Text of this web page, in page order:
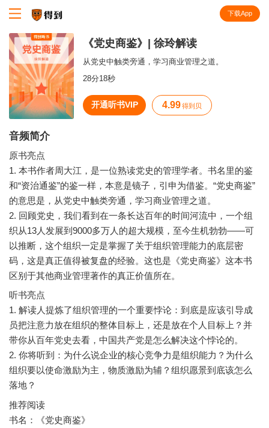
下载App
《党史商鉴》| 徐玲解读
从党史中触类旁通，学习商业管理之道。
28分18秒
开通听书VIP 4.99 得到贝
音频简介
原书亮点
1. 本书作者周大江，是一位熟读党史的管理学者。书名里的鉴
和“资治通鉴”的鉴一样，本意是镜子，引申为借鉴。“党史商鉴”
的意思是，从党史中触类旁通，学习商业管理之道。
2. 回顾党史，我们看到在一条长达百年的时间河流中，一个组
织从13人发展到9000多万人的超大规模，至今生机勃勃——可
以推断，这个组织一定是掌握了关于组织管理能力的底层密
码，这是真正值得被复盘的经验。这也是《党史商鉴》这本书
听书亮点
1. 解读人提炼了组织管理的一个重要悖论：到底是应该引导成
员把注意力放在组织的整体目标上，还是放在个人目标上？并
带你从百年党史去看，中国共产党是怎么解决这个悖论的。
2. 你将听到：为什么说企业的核心竞争力是组织能力？为什么
组织要以使命激励为主，物质激励为辅？组织愿景到底该怎么
推荐阅读
书名：《党史商鉴》